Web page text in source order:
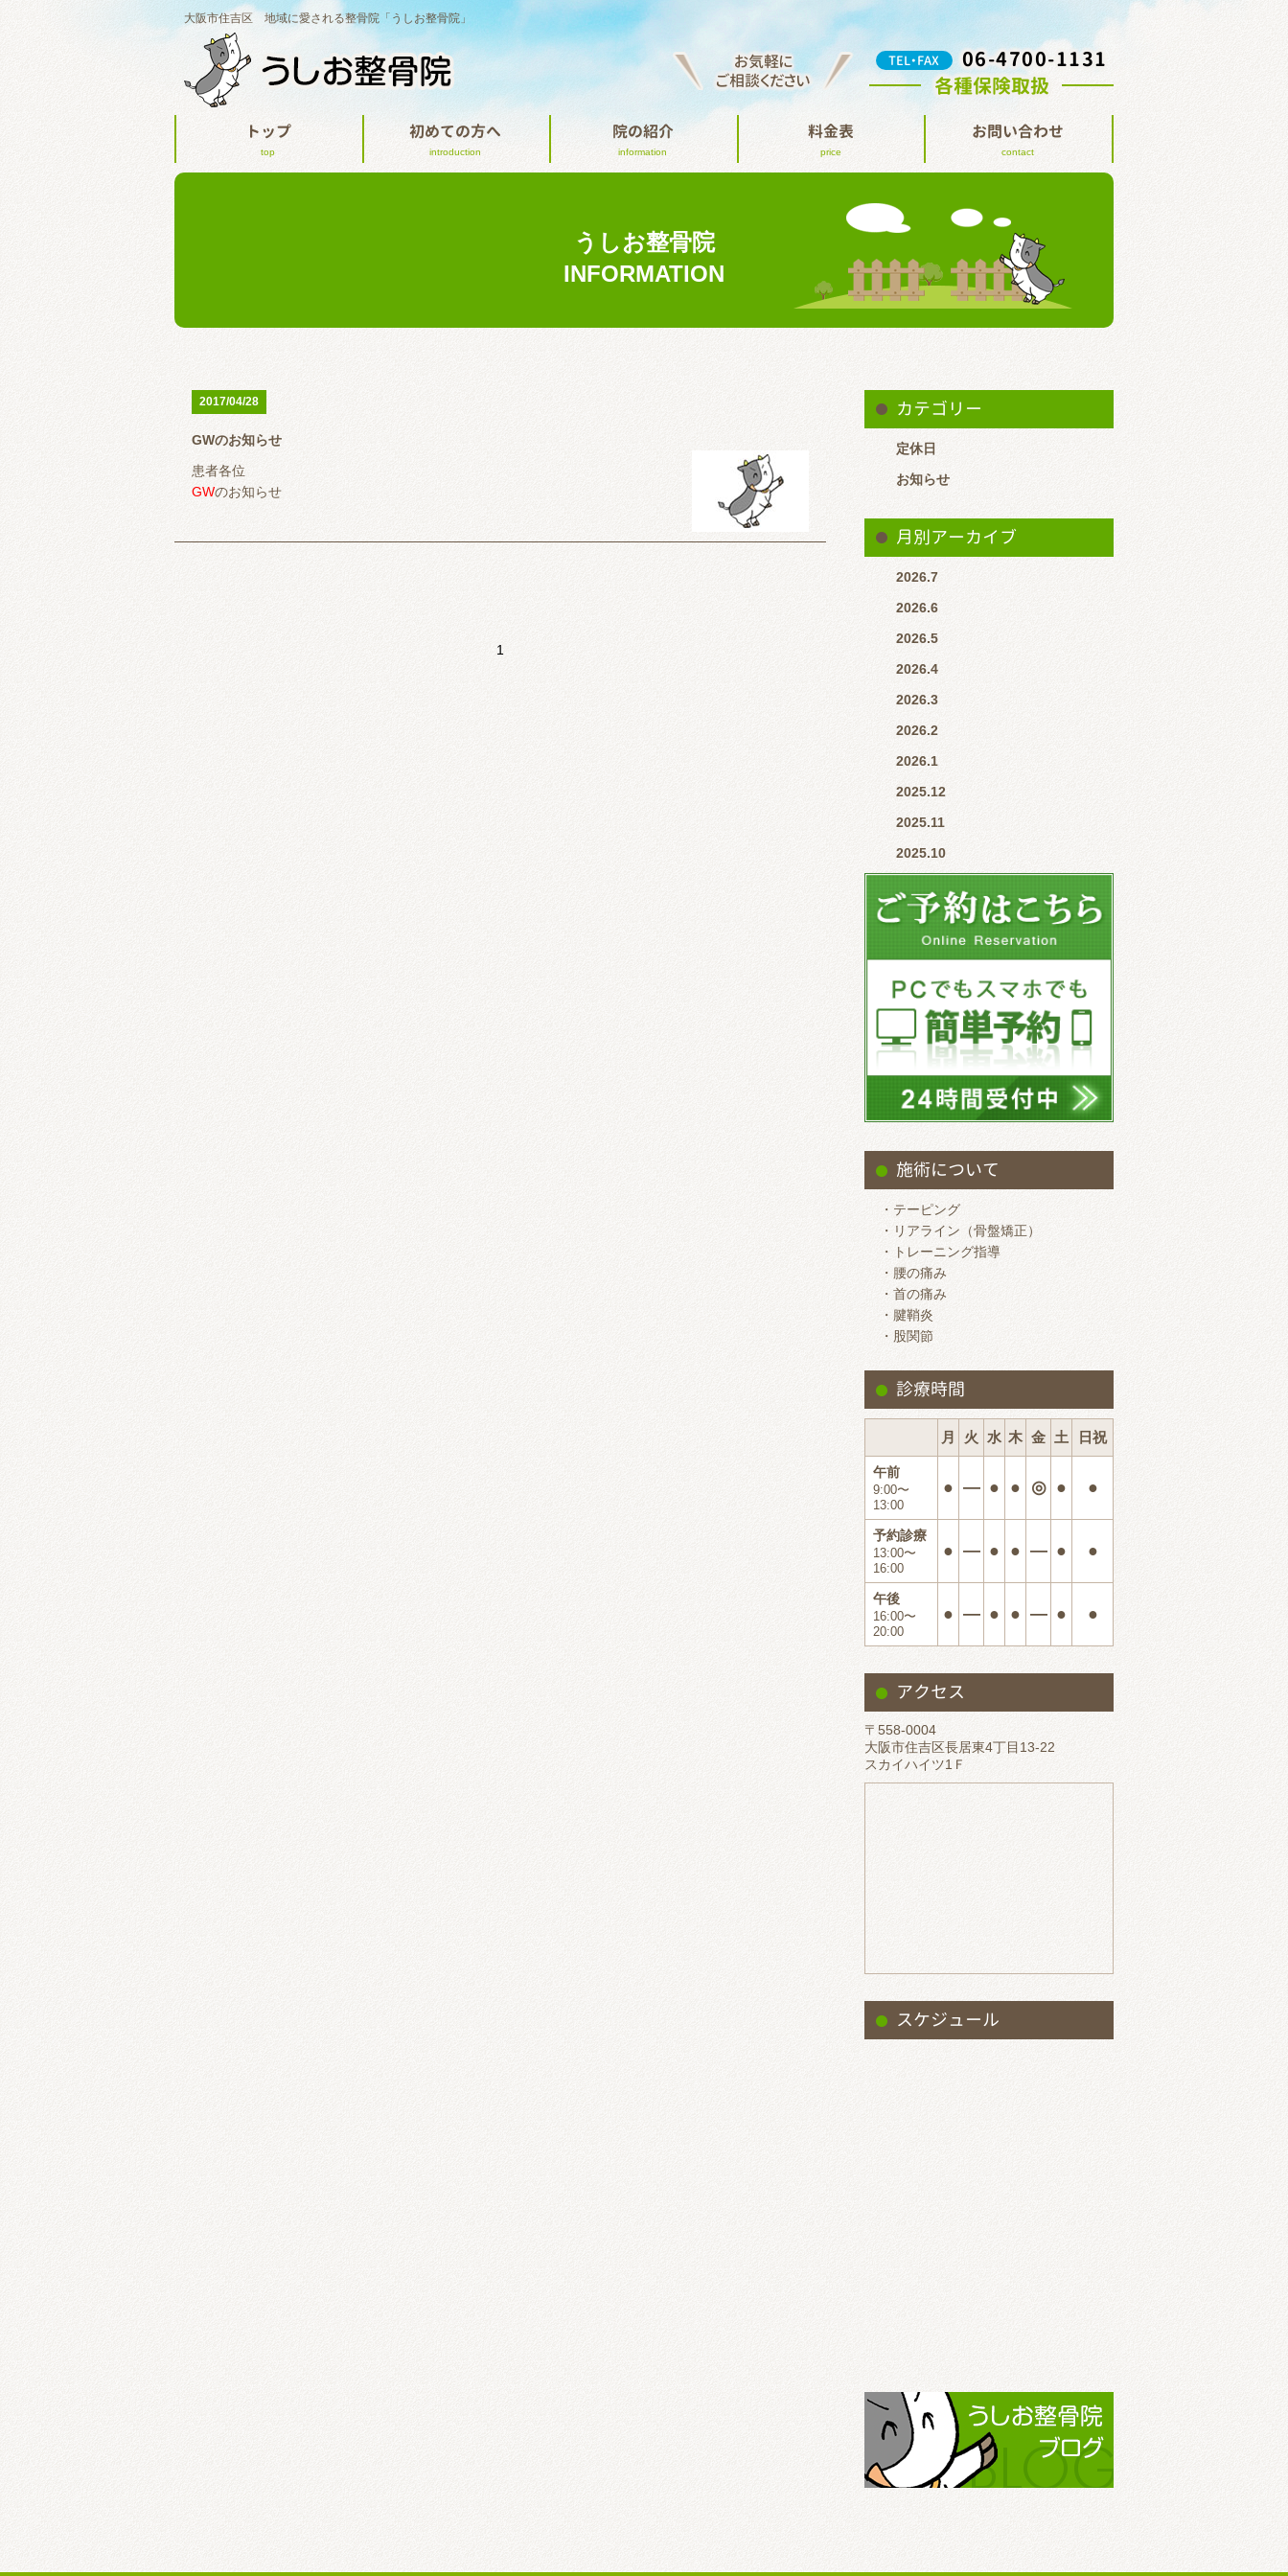
大阪市住吉区 地域に愛される整骨院「うしお整骨院」
お気軽に
ご相談ください
TEL・FAX
06-4700-1131
各種保険取扱
トップ
top
初めての方へ
introduction
院の紹介
information
料金表
price
お問い合わせ
contact
うしお整骨院
INFORMATION
2017/04/28
GWのお知らせ
患者各位
GWのお知らせ
1
カテゴリー
定休日
お知らせ
月別アーカイブ
2026.7
2026.6
2026.5
2026.4
2026.3
2026.2
2026.1
2025.12
2025.11
2025.10
2025.8
2025.7
2025.5
2025.4
2025.2
2024.12
2024.11
2024.10
2024.9
2024.8
2024.7
2024.6
2024.5
2024.2
2024.1
2023.12
2023.11
2023.10
2023.9
2023.8
2023.7
2023.6
2023.5
2023.4
2022.8
2021.7
2021.6
2021.5
2021.2
施術について
・テーピング
・リアライン（骨盤矯正）
・トレーニング指導
・腰の痛み
・首の痛み
・腱鞘炎
・股関節
診療時間
月 火 水 木 金 土 日祝
午前
9:00〜
13:00
● ― ● ● ◎ ● ●
予約診療
13:00〜
16:00
● ― ● ● ― ● ●
午後
16:00〜
20:00
● ― ● ● ― ● ●
アクセス
〒558-0004
大阪市住吉区長居東4丁目13-22
スカイハイツ1Ｆ
スケジュール